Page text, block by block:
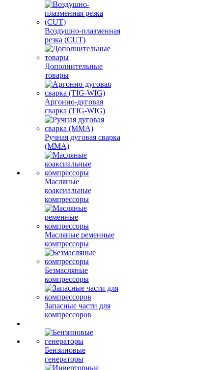
Воздушно-плазменная
резка (CUT)
Дополнительные
товары
Аргонно-дуговая
сварка (TIG-WIG)
Ручная дуговая сварка
(MMA)
Масляные
коаксиальные
компрессоры
Масляные ременные
компрессоры
Безмасляные
компрессоры
Запасные части для
компрессоров
Бензиновые
генераторы